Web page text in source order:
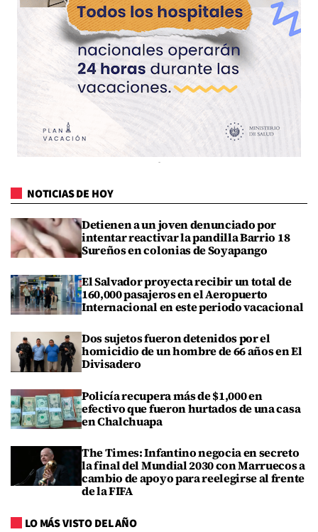
NOTICIAS DE HOY
Detienen a un joven denunciado por
intentar reactivar la pandilla Barrio 18
Sureños en colonias de Soyapango
El Salvador proyecta recibir un total de
160,000 pasajeros en el Aeropuerto
Internacional en este periodo vacacional
Dos sujetos fueron detenidos por el
homicidio de un hombre de 66 años en El
Divisadero
Policía recupera más de $1,000 en
efectivo que fueron hurtados de una casa
en Chalchuapa
The Times: Infantino negocia en secreto
la final del Mundial 2030 con Marruecos a
cambio de apoyo para reelegirse al frente
de la FIFA
LO MÁS VISTO DEL AÑO